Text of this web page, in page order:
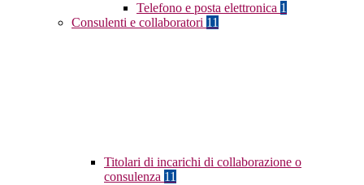
Telefono e posta elettronica 1
Consulenti e collaboratori 11
Titolari di incarichi di collaborazione o
consulenza 11